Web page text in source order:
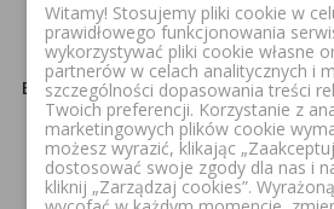
BERNSTEIN TIM BRODZIK
AKRYLOWY 100X100 CM
KWADRATOWY BIAŁY
170772
Witamy! Stosujemy pliki cookie w
prawidłowego funkcjonowania
wykorzystywać pliki cookie własne
partnerów w celach analitycznych i
szczególności dopasowania treści
Twoich preferencji. Korzystanie z
marketingowych plików cookie
możesz wyrazić, klikając
dostosować swoje zgody dla nas i
kliknij „Zarządzaj cookies”.